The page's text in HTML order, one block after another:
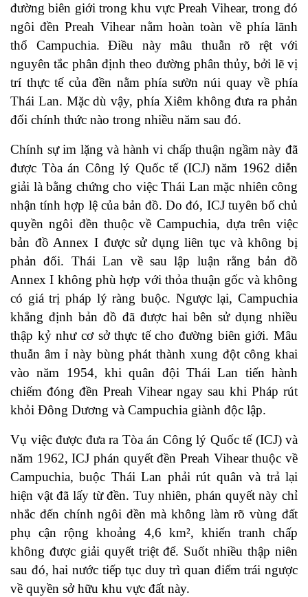
đường biên giới trong khu vực Preah Vihear, trong đó
ngôi đền Preah Vihear nằm hoàn toàn về phía lãnh
thổ Campuchia. Điều này mâu thuẫn rõ rệt với
nguyên tắc phân định theo đường phân thủy, bởi lẽ vị
trí thực tế của đền nằm phía sườn núi quay về phía
Thái Lan. Mặc dù vậy, phía Xiêm không đưa ra phản
đối chính thức nào trong nhiều năm sau đó.
Chính sự im lặng và hành vi chấp thuận ngầm này đã
được Tòa án Công lý Quốc tế (ICJ) năm 1962 diễn
giải là bằng chứng cho việc Thái Lan mặc nhiên công
nhận tính hợp lệ của bản đồ. Do đó, ICJ tuyên bố chủ
quyền ngôi đền thuộc về Campuchia, dựa trên việc
bản đồ Annex I được sử dụng liên tục và không bị
phản đối. Thái Lan về sau lập luận rằng bản đồ
Annex I không phù hợp với thỏa thuận gốc và không
có giá trị pháp lý ràng buộc. Ngược lại, Campuchia
khẳng định bản đồ đã được hai bên sử dụng nhiều
thập kỷ như cơ sở thực tế cho đường biên giới. Mâu
thuẫn âm ỉ này bùng phát thành xung đột công khai
vào năm 1954, khi quân đội Thái Lan tiến hành
chiếm đóng đền Preah Vihear ngay sau khi Pháp rút
khỏi Đông Dương và Campuchia giành độc lập.
Vụ việc được đưa ra Tòa án Công lý Quốc tế (ICJ) và
năm 1962, ICJ phán quyết đền Preah Vihear thuộc về
Campuchia, buộc Thái Lan phải rút quân và trả lại
hiện vật đã lấy từ đền. Tuy nhiên, phán quyết này chỉ
nhắc đến chính ngôi đền mà không làm rõ vùng đất
phụ cận rộng khoảng 4,6 km², khiến tranh chấp
không được giải quyết triệt để. Suốt nhiều thập niên
sau đó, hai nước tiếp tục duy trì quan điểm trái ngược
về quyền sở hữu khu vực đất này.